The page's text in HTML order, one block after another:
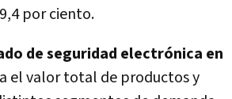
por ciento.
de seguridad electrónica en
el valor total de productos y